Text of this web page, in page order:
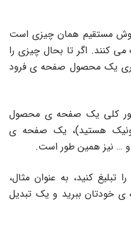
مستقیم همان چیزی است
کنند. اگر تا بحال چیزی را
یک محصول صفحه ی فرود
کلی یک صفحه ی محصول
هستید)، یک صفحه ی
و … نیز همین طور است.
تبلیغ کنید، به عنوان مثال،
ی خودتان ببرید و یک تبدیل